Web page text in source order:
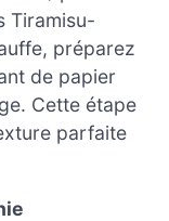
Tiramisu-
préparez
de papier
Cette étape
parfaite